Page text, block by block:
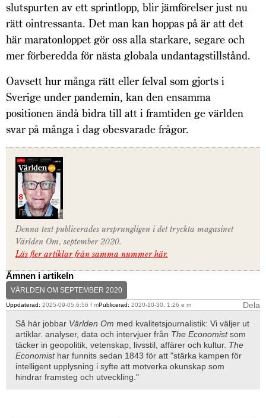
slutspurten av ett sprintlopp, blir jämförelser just nu
rätt ointressanta. Det man kan hoppas på är att det
här maratonloppet gör oss alla starkare, segare och
mer förberedda för nästa globala undantagstillstånd.
Oavsett hur många rätt eller felval som gjorts i
Sverige under pandemin, kan den ensamma
positionen ändå bidra till att i framtiden ge världen
svar på många i dag obesvarade frågor.
Denna text publicerades ursprungligen i det tryckta magasinet
Världen Om, september 2020.
Läs fler artiklar från samma nummer här.
Ämnen i artikeln
VÄRLDEN OM SEPTEMBER 2020
Uppdaterad: 2025-09-05,6:56 f mPublicerad: 2020-10-30, 1:26 e m
Dela
Så här jobbar Världen Om med kvalitetsjournalistik: Vi väljer ut
artiklar. analyser, data och intervjuer från The Economistsom
täcker in geopolitik, vetenskap, livsstil, affärer och kultur. The
Economisthar funnits sedan 1843 för att "stärka kampen för
intelligent upplysning i syfte att motverka okunskap som
hindrar framsteg och utveckling."